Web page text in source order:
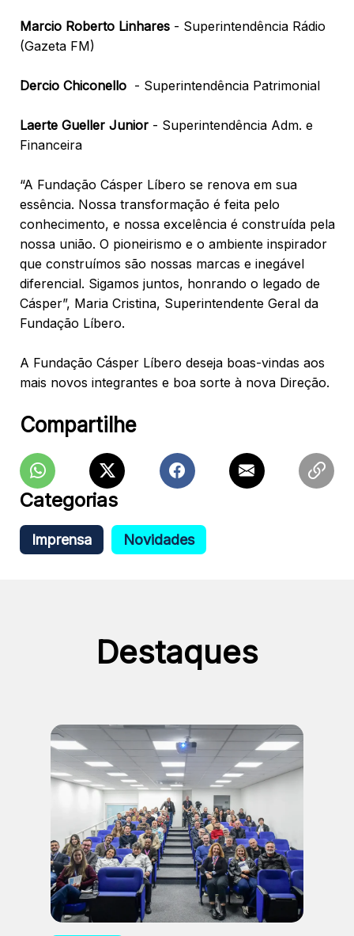
Marcio Roberto Linhares - Superintendência Rádio
(Gazeta FM)
Dercio Chiconello - Superintendência Patrimonial
Laerte Gueller Junior - Superintendência Adm. e
Financeira
“A Fundação Cásper Líbero se renova em sua
essência. Nossa transformação é feita pelo
conhecimento, e nossa excelência é construída pela
nossa união. O pioneirismo e o ambiente inspirador
que construímos são nossas marcas e inegável
diferencial. Sigamos juntos, honrando o legado de
Cásper”, Maria Cristina, Superintendente Geral da
Fundação Líbero.
A Fundação Cásper Líbero deseja boas-vindas aos
mais novos integrantes e boa sorte à nova Direção.
Compartilhe
Categorias
Imprensa Novidades
Destaques